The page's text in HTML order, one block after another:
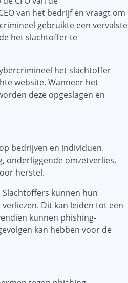
van het bedrijf en vraagt ​​om
gebruikte een vervalste
het slachtoffer te
het slachtoffer
website. Wanneer het
deze opgeslagen en
bedrijven en individuen.
onderliggende omzetverlies,
herstel.
kunnen hun
Dit kan leiden tot een
kunnen phishing-
kan hebben voor de